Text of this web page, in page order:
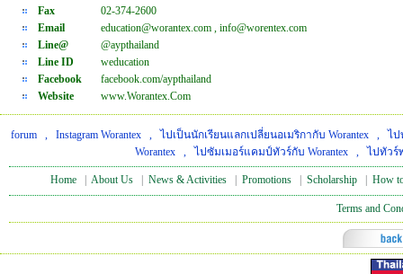
Fax
02-374-2600
Email
education@worantex.com , info@worentex.com
Line@
@aypthailand
Line ID
weducation
Facebook
facebook.com/aypthailand
Website
www.Worantex.Com
forum , Instagram Worantex , ไปเป็นนักเรียนแลกเปลี่ยนอเมริกากับ Worantex , ไป
Worantex, ไปซัมเมอร์แคมป์ทัวร์กับ Worantex, ไปทัวร์
Home About Us News & Activities Promotions Scholarship How
Terms and